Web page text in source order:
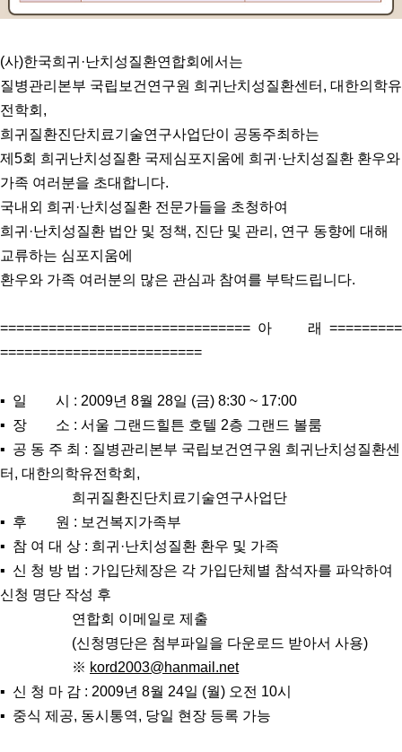
(사)한국희귀·난치성질환연합회에서는
질병관리본부 국립보건연구원 희귀난치성질환센터, 대한의학유
전학회,
희귀질환진단치료기술연구사업단이 공동주최하는
제5회 희귀난치성질환 국제심포지움에 희귀·난치성질환 환우와
가족 여러분을 초대합니다.
국내외 희귀·난치성질환 전문가들을 초청하여
희귀·난치성질환 법안 및 정책, 진단 및 관리, 연구 동향에 대해
교류하는 심포지움에
환우와 가족 여러분의 많은 관심과 참여를 부탁드립니다.
=============================== 아 래 =========
=========================
▪ 일 시 : 2009년 8월 28일 (금) 8:30 ~ 17:00
▪ 장 소 : 서울 그랜드힐튼 호텔 2층 그랜드 볼룸
▪ 공 동 주 최 : 질병관리본부 국립보건연구원 희귀난치성질환센
터, 대한의학유전학회,
희귀질환진단치료기술연구사업단
▪ 후 원 : 보건복지가족부
▪ 참 여 대 상 : 희귀·난치성질환 환우 및 가족
▪ 신 청 방 법 : 가입단체장은 각 가입단체별 참석자를 파악하여
신청 명단 작성 후
연합회 이메일로 제출
(신청명단은 첨부파일을 다운로드 받아서 사용)
※ kord2003@hanmail.net
▪ 신 청 마 감 : 2009년 8월 24일 (월) 오전 10시
▪ 중식 제공, 동시통역, 당일 현장 등록 가능